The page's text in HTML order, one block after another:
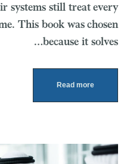
systems still treat every
This book was chosen
because it solves…
Read more